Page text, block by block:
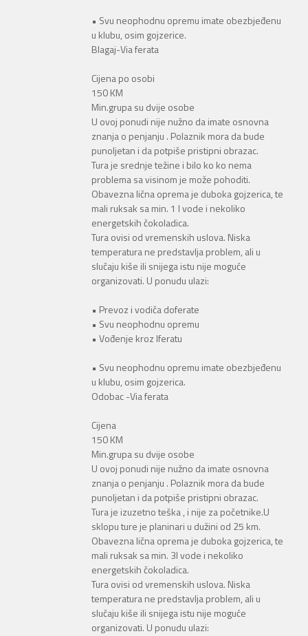
• Svu neophodnu opremu imate obezbjeđenu
u klubu, osim gojzerice.
Blagaj-Via ferata
Cijena po osobi
150 KM
Min.grupa su dvije osobe
U ovoj ponudi nije nužno da imate osnovna
znanja o penjanju . Polaznik mora da bude
punoljetan i da potpiše pristipni obrazac.
Tura je srednje težine i bilo ko ko nema
problema sa visinom je može pohoditi.
Obavezna lična oprema je duboka gojzerica, te
mali ruksak sa min. 1 l vode i nekoliko
energetskih čokoladica.
Tura ovisi od vremenskih uslova. Niska
temperatura ne predstavlja problem, ali u
slučaju kiše ili snijega istu nije moguće
organizovati. U ponudu ulazi:
• Prevoz i vodiča doferate
• Svu neophodnu opremu
• Vođenje kroz lferatu
• Svu neophodnu opremu imate obezbjeđenu
u klubu, osim gojzerica.
Odobac -Via ferata
Cijena
150 KM
Min.grupa su dvije osobe
U ovoj ponudi nije nužno da imate osnovna
znanja o penjanju . Polaznik mora da bude
punoljetan i da potpiše pristipni obrazac.
Tura je izuzetno teška , i nije za početnike.U
sklopu ture je planinari u dužini od 25 km.
Obavezna lična oprema je duboka gojzerica, te
mali ruksak sa min. 3l vode i nekoliko
energetskih čokoladica.
Tura ovisi od vremenskih uslova. Niska
temperatura ne predstavlja problem, ali u
slučaju kiše ili snijega istu nije moguće
organizovati. U ponudu ulazi: